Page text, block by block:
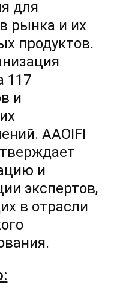
для
рынка и их
продуктов.
117
и
AAOIFI
и
экспертов,
в отрасли